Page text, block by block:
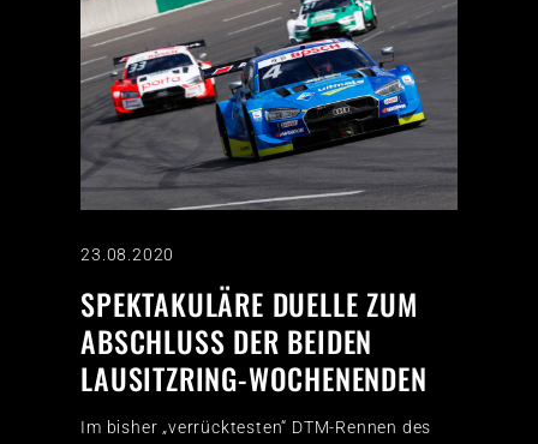
23.08.2020
SPEKTAKULÄRE DUELLE ZUM
ABSCHLUSS DER BEIDEN
LAUSITZRING-WOCHENENDEN
Im bisher „verrücktesten“ DTM-Rennen des